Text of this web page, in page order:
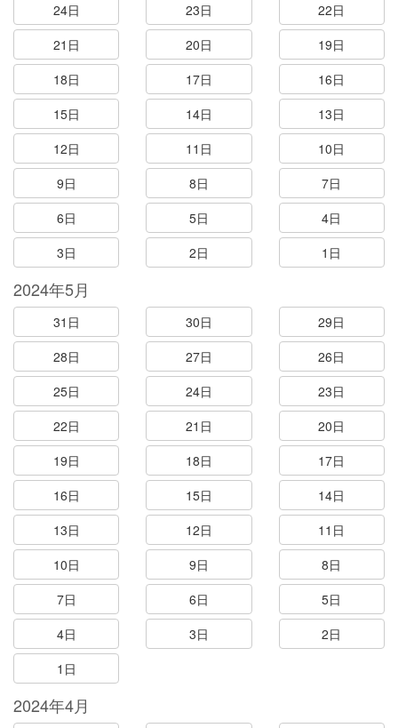
24日
23日
22日
21日
20日
19日
18日
17日
16日
15日
14日
13日
12日
11日
10日
9日
8日
7日
6日
5日
4日
3日
2日 1日
2024年5月
31日 30日
29日
28日
27日
26日
25日
24日
23日
22日
21日
20日
19日
18日
17日
16日
15日
14日
13日
12日
11日
10日
9日
8日
7日
6日
5日
4日
3日
2日
1日
2024年4月